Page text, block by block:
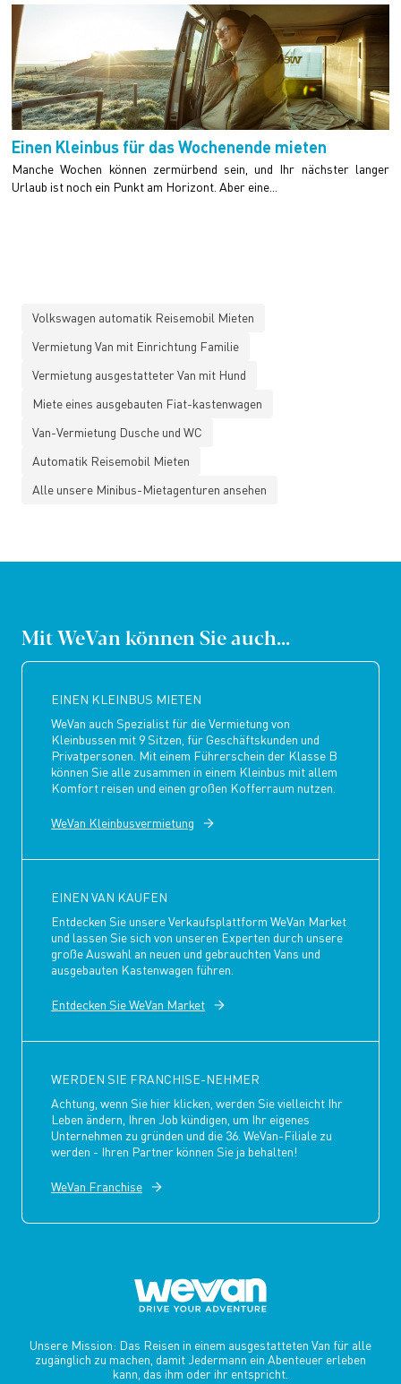
Einen Kleinbus für das Wochenende mieten
Manche Wochen können zermürbend sein, und Ihr nächster langer
Urlaub ist noch ein Punkt am Horizont. Aber eine...
Volkswagen automatik Reisemobil Mieten
Vermietung Van mit Einrichtung Familie
Vermietung ausgestatteter Van mit Hund
Miete eines ausgebauten Fiat-kastenwagen
Van-Vermietung Dusche und WC
Automatik Reisemobil Mieten
Alle unsere Minibus-Mietagenturen ansehen
Mit WeVan können Sie auch...
EINEN KLEINBUS MIETEN
WeVan auch Spezialist für die Vermietung von
Kleinbussen mit 9 Sitzen, für Geschäftskunden und
Privatpersonen. Mit einem Führerschein der Klasse B
können Sie alle zusammen in einem Kleinbus mit allem
Komfort reisen und einen großen Kofferraum nutzen.
WeVan Kleinbusvermietung
EINEN VAN KAUFEN
Entdecken Sie unsere Verkaufsplattform WeVan Market
und lassen Sie sich von unseren Experten durch unsere
große Auswahl an neuen und gebrauchten Vans und
ausgebauten Kastenwagen führen.
Entdecken Sie WeVan Market
WERDEN SIE FRANCHISE-NEHMER
Achtung, wenn Sie hier klicken, werden Sie vielleicht Ihr
Leben ändern, Ihren Job kündigen, um Ihr eigenes
Unternehmen zu gründen und die 36. WeVan-Filiale zu
werden - Ihren Partner können Sie ja behalten!
WeVan Franchise
Unsere Mission: Das Reisen in einem ausgestatteten Van für alle
zugänglich zu machen, damit Jedermann ein Abenteuer erleben
kann, das ihm oder ihr entspricht.